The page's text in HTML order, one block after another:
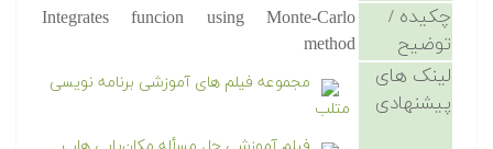
چکیده /
توضیح
Integrates funcion using Monte-Carlo
method
لینک های
پیشنهادی
مجموعه فیلم های آموزشی برنامه نویسی
متلب